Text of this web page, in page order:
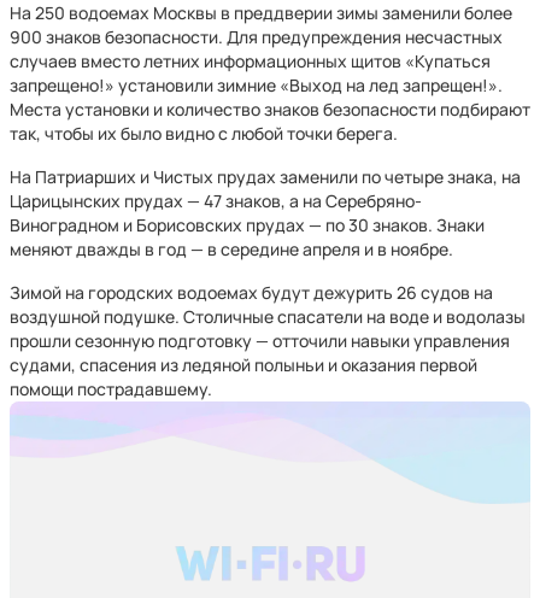
На 250 водоемах Москвы в преддверии зимы заменили более
900 знаков безопасности. Для предупреждения несчастных
случаев вместо летних информационных щитов «Купаться
запрещено!» установили зимние «Выход на лед запрещен!».
Места установки и количество знаков безопасности подбирают
так, чтобы их было видно с любой точки берега.
На Патриарших и Чистых прудах заменили по четыре знака, на
Царицынских прудах — 47 знаков, а на Серебряно-
Виноградном и Борисовских прудах — по 30 знаков. Знаки
меняют дважды в год — в середине апреля и в ноябре.
Зимой на городских водоемах будут дежурить 26 судов на
воздушной подушке. Столичные спасатели на воде и водолазы
прошли сезонную подготовку — отточили навыки управления
судами, спасения из ледяной полыньи и оказания первой
помощи пострадавшему.